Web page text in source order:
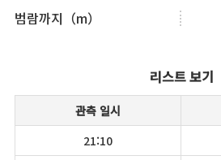
범람까지（m）
리스트 보기
관측 일시
21:10